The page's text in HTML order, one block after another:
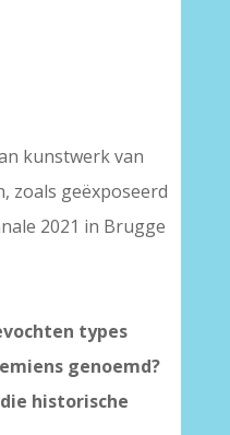
kunstwerk van
zoals geëxposeerd
2021 in Brugge
types
genoemd?
historische